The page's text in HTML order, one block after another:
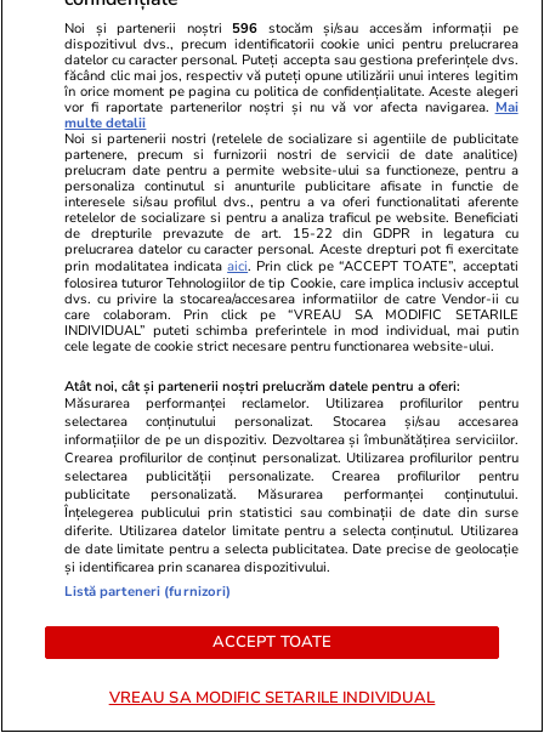
Știri Externe 17:37
O navă încărcată cu bombe continuă să
amenințe Canalul Mânecii, la aproape 80 de
ani de la scufundare
Știri Externe 17:25
Motivul pentru care ucrainenii atacă „eMagul
rusesc” și decizia luată de companie pentru a
nu mai fi lovită de drone
Citește mai multe
TRENDING
Politică 25 iul.
Mutarea prin care AUR, S.O.S. și POT au făcut
permite Armatei să doboare dronele
Noi și partenerii noștri 596 stocăm și/sau accesăm informații pe
dispozitivul dvs., precum identificatorii cookie unici pentru prelucrarea
datelor cu caracter personal. Puteți accepta sau gestiona preferințele dvs.
făcând clic mai jos, respectiv vă puteți opune utilizării unui interes legitim
în orice moment pe pagina cu politica de confidențialitate. Aceste alegeri
vor fi raportate partenerilor noștri și nu vă vor afecta navigarea. Mai
multe detalii
Noi si partenerii nostri (retelele de socializare si agentiile de publicitate
partenere, precum si furnizorii nostri de servicii de date analitice)
prelucram date pentru a permite website-ului sa functioneze, pentru a
personaliza continutul si anunturile publicitare afisate in functie de
interesele si/sau profilul dvs., pentru a va oferi functionalitati aferente
retelelor de socializare si pentru a analiza traficul pe website. Beneficiati
de drepturile prevazute de art. 15-22 din GDPR in legatura cu
prelucrarea datelor cu caracter personal. Aceste drepturi pot fi exercitate
prin modalitatea indicataaici. Prin click pe “ACCEPT TOATE”, acceptati
folosirea tuturor Tehnologiilor de tip Cookie, care implica inclusiv acceptul
dvs. cu privire la stocarea/accesarea informatiilor de catre Vendor-ii cu
care colaboram. Prin click pe “VREAU SA MODIFIC SETARILE
INDIVIDUAL” puteti schimba preferintele in mod individual, mai putin
cele legate de cookie strict necesare pentru functionarea website-ului.
Atât noi, cât și partenerii noștri prelucrăm datele pentru a oferi:
Măsurarea performanței reclamelor. Utilizarea profilurilor pentru
selectarea conținutului personalizat. Stocarea și/sau accesarea
informațiilor de pe un dispozitiv. Dezvoltarea și îmbunătățirea serviciilor.
Crearea profilurilor de conținut personalizat. Utilizarea profilurilor pentru
selectarea publicității personalizate. Crearea profilurilor pentru
publicitate personalizată. Măsurarea performanței conținutului.
Înțelegerea publicului prin statistici sau combinații de date din surse
diferite. Utilizarea datelor limitate pentru a selecta conținutul. Utilizarea
de date limitate pentru a selecta publicitatea. Date precise de geolocație
și identificarea prin scanarea dispozitivului.
Listă parteneri (furnizori)
ACCEPT TOATE
VREAU SA MODIFIC SETARILE INDIVIDUAL